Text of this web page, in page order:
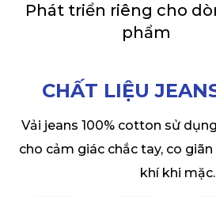
Phát triển riêng cho
phẩm
CHẤT LIỆU
Vải jeans 100% cotton sử
cho cảm giác chắc tay, co
khí khi mặc.